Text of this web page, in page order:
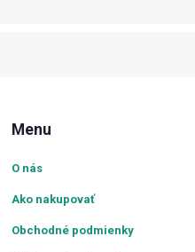
Menu
O nás
Ako nakupovať
Obchodné podmienky